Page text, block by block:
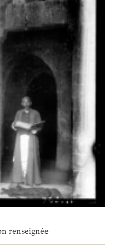
renseignée